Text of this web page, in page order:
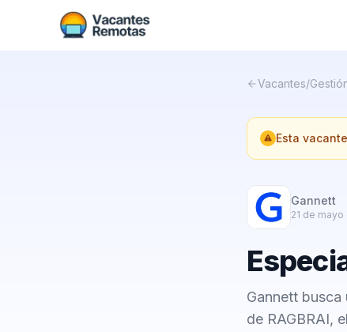
Vacantes/
Esta
Gannett
21 de
Gannett
de RAGBRAI,